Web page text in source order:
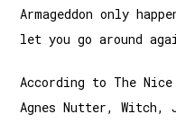
Armageddon only
let you go around
According to The
Agnes Nutter, Witch,